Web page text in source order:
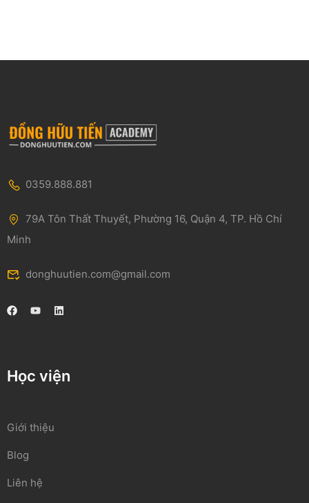
0359.888.881
79A Tôn Thất Thuyết, Phường 16, Quận 4, TP. Hồ Chí
Minh
donghuutien.com@gmail.com
Học viện
Giới thiệu
Blog
Liên hệ